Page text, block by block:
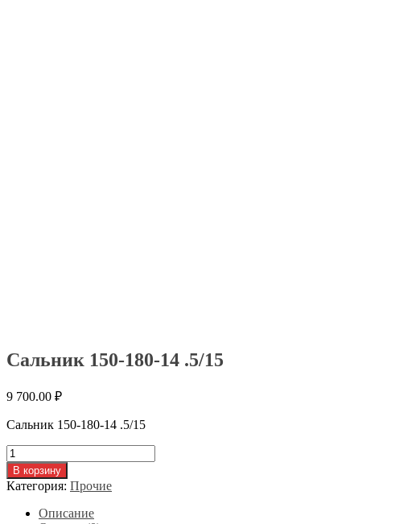
Сальник 150-180-14 .5/15
9 700.00 ₽
Сальник 150-180-14 .5/15
Количество
товара
Сальник
150-
180-
В корзину
Категория: Прочие
Описание